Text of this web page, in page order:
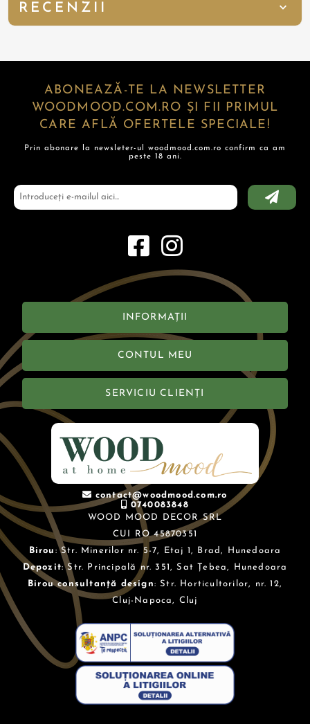
RECENZII
ABONEAZĂ-TE LA NEWSLETTER
WOODMOOD.COM.RO ȘI FII PRIMUL
CARE AFLĂ OFERTELE SPECIALE!
Prin abonare la newsleter-ul woodmood.com.ro confirm ca am
peste 18 ani.
INFORMAȚII
CONTUL MEU
SERVICIU CLIENȚI
contact@woodmood.com.ro
0740083848
WOOD MOOD DECOR SRL
CUI RO 45870351
Birou : Str. Minerilor nr. 5-7, Etaj 1, Brad, Hunedoara
Depozit: Str. Principală nr. 351, Sat Țebea, Hunedoara
Birou consultanță design: Str. Horticultorilor, nr. 12,
Cluj-Napoca, Cluj